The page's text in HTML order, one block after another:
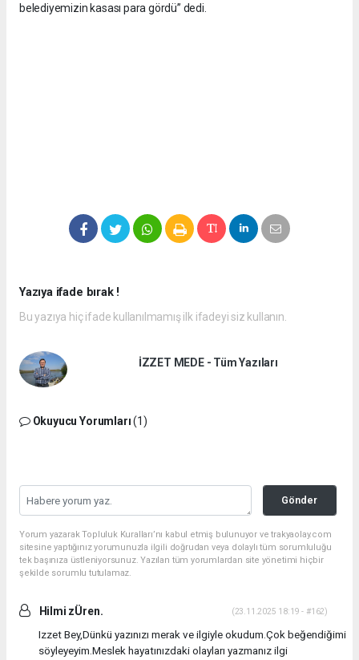
belediyemizin kasası para gördü” dedi.
Yazıya ifade bırak !
Bu yazıya hiç ifade kullanılmamış ilk ifadeyi siz kullanın.
İZZET MEDE - Tüm Yazıları
Okuyucu Yorumları(1)
Gönder
Yorum yazarak Topluluk Kuralları’nı kabul etmiş bulunuyor ve trakyaolay.com
sitesine yaptığınız yorumunuzla ilgili doğrudan veya dolaylı tüm sorumluluğu
tek başınıza üstleniyorsunuz. Yazılan tüm yorumlardan site yönetimi hiçbir
şekilde sorumlu tutulamaz.
Hilmi zÜren. (23.11.2025 18:19 - #162)
Izzet Bey,Dünkü yazınızı merak ve ilgiyle okudum.Çok beğendiğimi
söyleyeyim.Meslek hayatınızdaki olayları yazmanız ilgi